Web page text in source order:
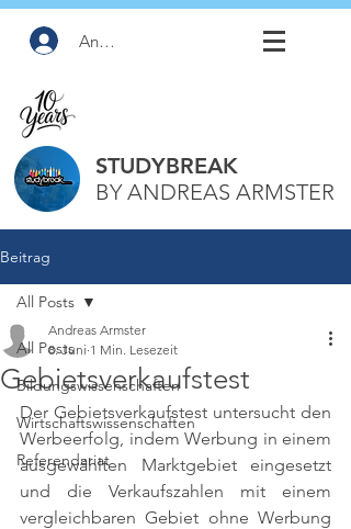
Anmelden
STUDYBREAK
BY ANDREAS ARMSTER
Beitrag
All Posts
Bildungswissenschaften
Wirtschaftswissenschaften
Referendariat
All Posts
Gebietsverkaufstest
Andreas Armster
8. Juni 1 Min. Lesezeit
Der Gebietsverkaufstest untersucht den
Werbeerfolg, indem Werbung in einem
ausgewählten Marktgebiet eingesetzt
und die Verkaufszahlen mit einem
vergleichbaren Gebiet ohne Werbung